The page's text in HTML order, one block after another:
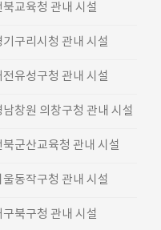
교육청 관내 시설
구리시청 관내 시설
유성구청 관내 시설
창원 의창구청 관내 시설
군산교육청 관내 시설
동작구청 관내 시설
북구청 관내 시설